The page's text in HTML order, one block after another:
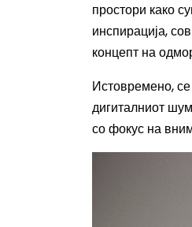
простори како
инспирација,
концепт на
Истовремено,
дигиталниот
со фокус на